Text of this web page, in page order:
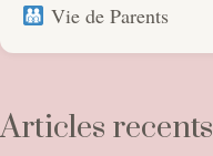
Vie de Parents
Articles recents